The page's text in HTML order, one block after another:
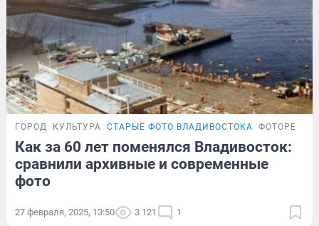
ГОРОД КУЛЬТУРА СТАРЫЕ ФОТО ВЛАДИВОСТОКА
Как за 60 лет поменялся Владивосток:
сравнили архивные и современные
фото
27 февраля, 2025, 13:50 3 121 1